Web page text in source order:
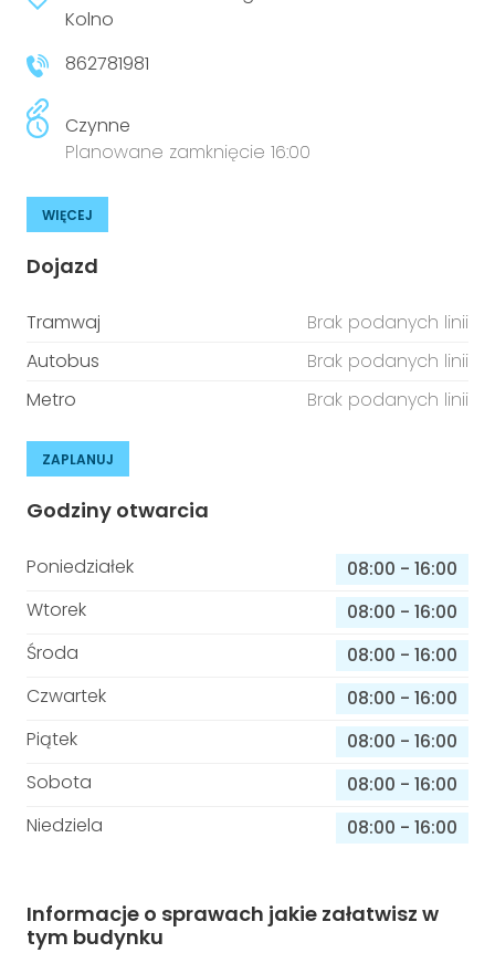
niepełnosprawnościami
Prawo
Prawa osób z niepełnosprawnościami
Urządzenia IoT
Kolno
862781981
Czynne
Planowane zamknięcie 16:00
WIĘCEJ
Dojazd
Tramwaj
Brak podanych linii
Autobus
Brak podanych linii
Metro
Brak podanych linii
ZAPLANUJ
Godziny otwarcia
Poniedziałek 08:00 - 16:00
Wtorek
08:00 - 16:00
Środa
08:00 - 16:00
Czwartek
08:00 - 16:00
Piątek
08:00 - 16:00
Sobota
08:00 - 16:00
Niedziela
08:00 - 16:00
Informacje o sprawach jakie załatwisz w
tym budynku